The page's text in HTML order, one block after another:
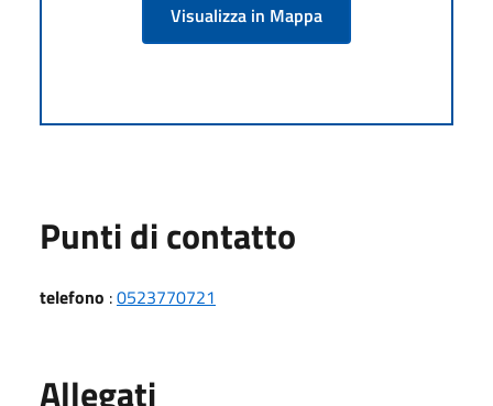
Visualizza in Mappa
Punti di contatto
telefono :0523770721
Allegati